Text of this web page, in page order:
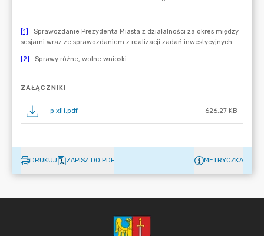
ZAŁĄCZNIKI
p xlii.pdf 626.27 KB
DRUKUJ ZAPISZ DO PDF METRYCZKA